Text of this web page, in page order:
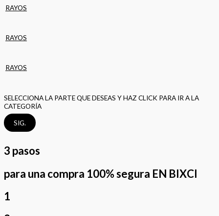
RAYOS
RAYOS
RAYOS
SELECCIONA LA PARTE QUE DESEAS Y HAZ CLICK PARA IR A LA
CATEGORÍA
SIG.
3 pasos
para una compra 100% segura EN BIXCI
1